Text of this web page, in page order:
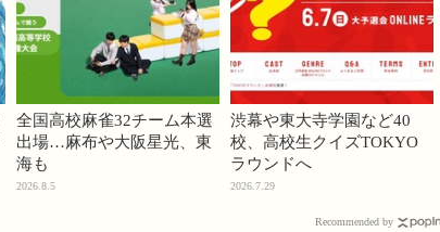
全国高校麻雀32チーム本選
出場…麻布や大阪星光、東
海も
2026.8.5
渋幕や東大寺学園など40
校、高校生クイズTOKYO
ラウンドへ
2026.7.29
Recommended by